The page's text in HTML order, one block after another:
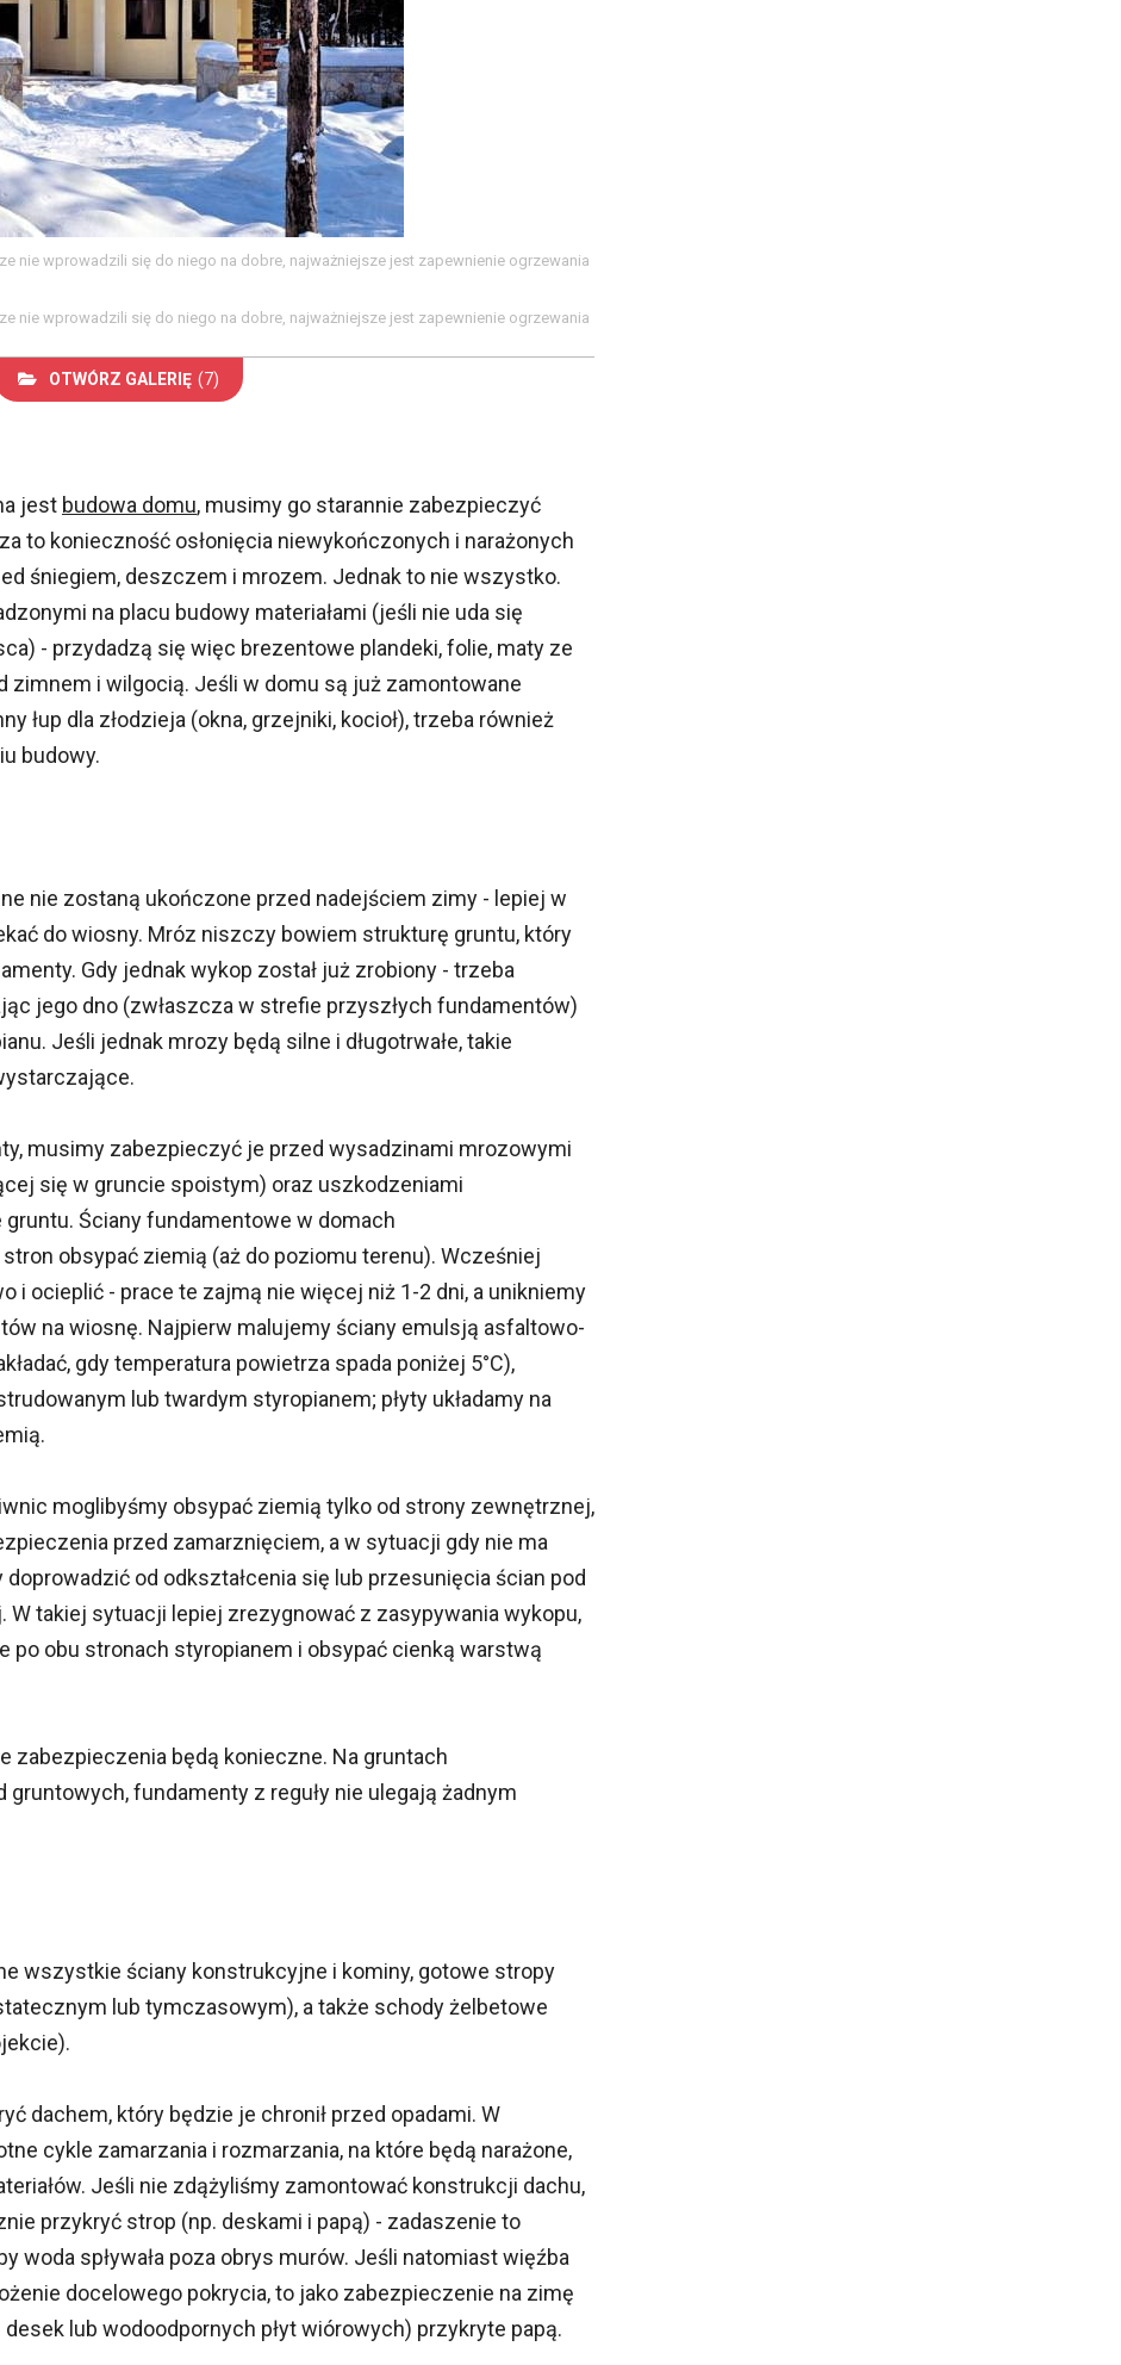
nie wprowadzili się do niego na dobre, najważniejsze jest zapewnienie ogrzewania
nie wprowadzili się do niego na dobre, najważniejsze jest zapewnienie ogrzewania
OTWÓRZ GALERIĘ (7)
jest budowa domu, musimy go starannie zabezpieczyć
to konieczność osłonięcia niewykończonych i narażonych
śniegiem, deszczem i mrozem. Jednak to nie wszystko.
na placu budowy materiałami (jeśli nie uda się
- przydadzą się więc brezentowe plandeki, folie, maty ze
zimnem i wilgocią. Jeśli w domu są już zamontowane
łup dla złodzieja (okna, grzejniki, kocioł), trzeba również
budowy.
nie zostaną ukończone przed nadejściem zimy - lepiej w
do wiosny. Mróz niszczy bowiem strukturę gruntu, który
Gdy jednak wykop został już zrobiony - trzeba
jego dno (zwłaszcza w strefie przyszłych fundamentów)
Jeśli jednak mrozy będą silne i długotrwałe, takie
musimy zabezpieczyć je przed wysadzinami mrozowymi
się w gruncie spoistym) oraz uszkodzeniami
Ściany fundamentowe w domach
obsypać ziemią (aż do poziomu terenu). Wcześniej
i ocieplić - prace te zajmą nie więcej niż 1-2 dni, a unikniemy
na wiosnę. Najpierw malujemy ściany emulsją asfaltowo-
gdy temperatura powietrza spada poniżej 5°C),
lub twardym styropianem; płyty układamy na
moglibyśmy obsypać ziemią tylko od strony zewnętrznej,
przed zamarznięciem, a w sytuacji gdy nie ma
od odkształcenia się lub przesunięcia ścian pod
takiej sytuacji lepiej zrezygnować z zasypywania wykopu,
po obu stronach styropianem i obsypać cienką warstwą
zabezpieczenia będą konieczne. Na gruntach
fundamenty z reguły nie ulegają żadnym
wszystkie ściany konstrukcyjne i kominy, gotowe stropy
lub tymczasowym), a także schody żelbetowe
dachem, który będzie je chronił przed opadami. W
cykle zamarzania i rozmarzania, na które będą narażone,
Jeśli nie zdążyliśmy zamontować konstrukcji dachu,
przykryć strop (np. deskami i papą) - zadaszenie to
woda spływała poza obrys murów. Jeśli natomiast więźba
docelowego pokrycia, to jako zabezpieczenie na zimę
desek lub wodoodpornych płyt wiórowych) przykryte papą.